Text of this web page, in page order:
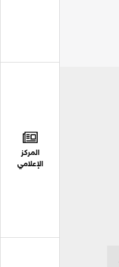
المركز
الإعلامي